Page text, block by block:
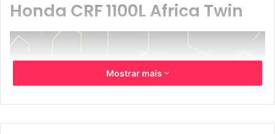
Honda CRF 1100L Africa Twin
Mostrar mais